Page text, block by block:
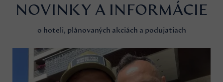
NOVINKY A INFORMÁCIE
o hoteli, plánovaných akciách a podujatiach